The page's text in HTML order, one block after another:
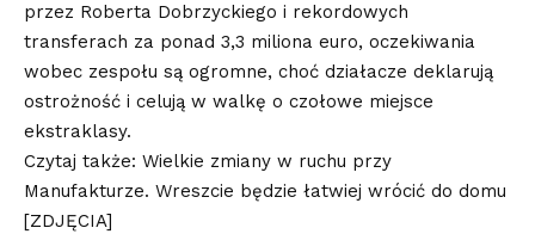
przez Roberta Dobrzyckiego i rekordowych
transferach za ponad 3,3 miliona euro, oczekiwania
wobec zespołu są ogromne, choć działacze deklarują
ostrożność i celują w walkę o czołowe miejsce
ekstraklasy.
Czytaj także: Wielkie zmiany w ruchu przy
Manufakturze. Wreszcie będzie łatwiej wrócić do domu
[ZDJĘCIA]